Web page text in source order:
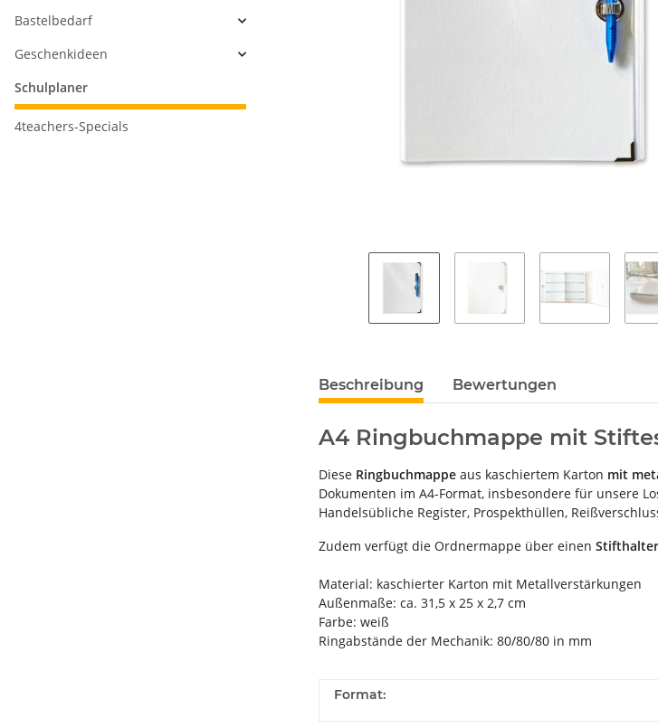
Beschreibung Bewertungen
A4 Ringbuchmappe mit
Diese Ringbuchmappe aus kaschiertem Karton mit
Dokumenten im A4-Format, insbesondere für unsere
Handelsübliche Register, Prospekthüllen,
Zudem verfügt die Ordnermappe über einen
Material: kaschierter Karton mit Metallverstärkungen
Außenmaße: ca. 31,5 x 25 x 2,7 cm
Farbe: weiß
Ringabstände der Mechanik: 80/80/80 in mm
Format:
Bastelbedarf
Geschenkideen
Schulplaner
4teachers-Specials